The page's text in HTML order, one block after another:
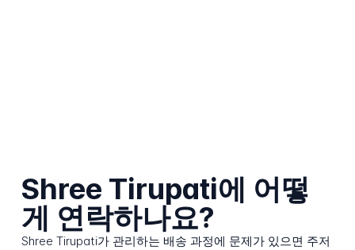
Shree Tirupati에 어떻
게 연락하나요?
Shree Tirupati가 관리하는 배송 과정에 문제가 있으면 주저